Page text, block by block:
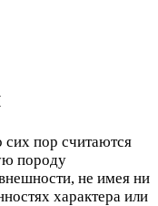
пор считаются
породу
не имея ни
характера или